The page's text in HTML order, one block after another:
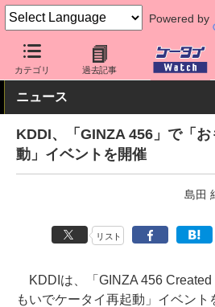
Powered by
カテゴリ 過去記事
ケータイ Watch キャリア au スマ
ニュース
KDDI、「GINZA 456」で「
動」イベントを開催
島田
リスト
KDDIは、「GINZA 456 Created
もいでケータイ再起動」イベン